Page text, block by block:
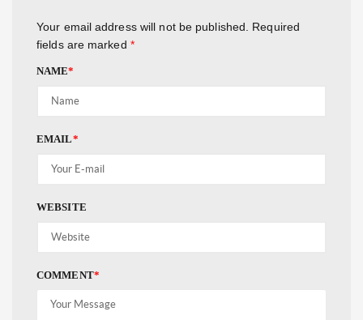
Your email address will not be published.
Required
fields are marked *
NAME*
EMAIL*
WEBSITE
COMMENT*